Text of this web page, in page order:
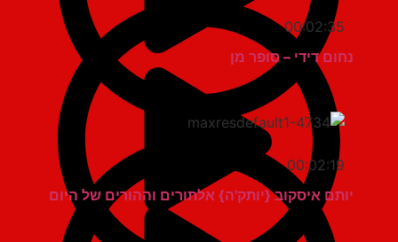
00:02:35
נחום דידי – סופר מן
00:02:19
יותם איסקוב {יותק'ה} אלתורים וההורים של היום